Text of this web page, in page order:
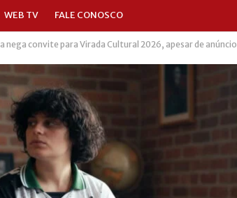
WEB TV FALE CONOSCO
nega convite para Virada Cultural 2026, apesar de anúncio